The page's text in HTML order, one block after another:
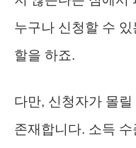
누구나 신청할 수
할을 하죠.
다만, 신청자가 몰
존재합니다. 소득